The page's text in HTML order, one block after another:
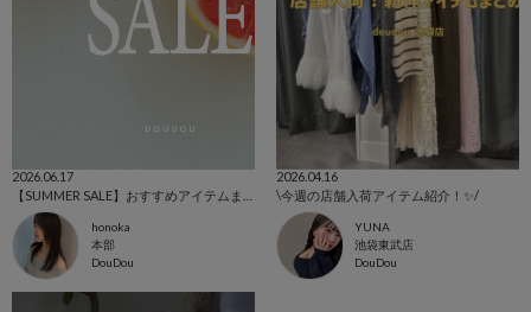
2026.06.17
honoka
本部
DouDou
2026.04.16
\今週の店舗入荷アイテム紹介！✨/
YUNA
池袋東武店
DouDou